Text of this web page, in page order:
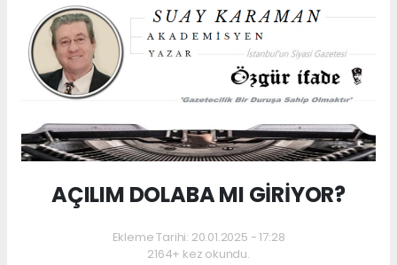
AÇILIM DOLABA MI GİRİYOR?
Ekleme Tarihi: 20.01.2025 - 17:28
2164+ kez okundu.